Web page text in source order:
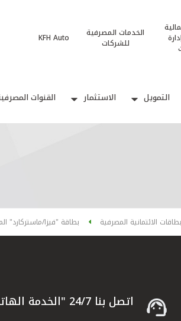
الخدمات المصرفية
للشركات
KFH Auto
التمويل الاستثمار القنوات
الائتمانية المصرفية بطاقة "فيزا/ماستركارد"
اتصل بنا 24/7 "الخدمة الهاتفية" 1803333